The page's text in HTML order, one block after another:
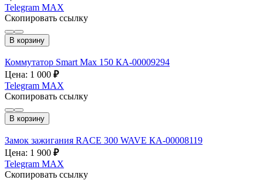
Telegram MAX
Скопировать ссылку
В корзину
Коммутатор Smart Max 150 КА-00009294
Цена: 1 000 ₽
Telegram MAX
Скопировать ссылку
В корзину
Замок зажигания RACE 300 WAVE КА-00008119
Цена: 1 900 ₽
Telegram MAX
Скопировать ссылку